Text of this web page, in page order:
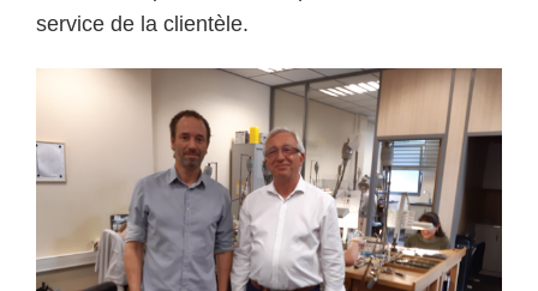
service de la clientèle.